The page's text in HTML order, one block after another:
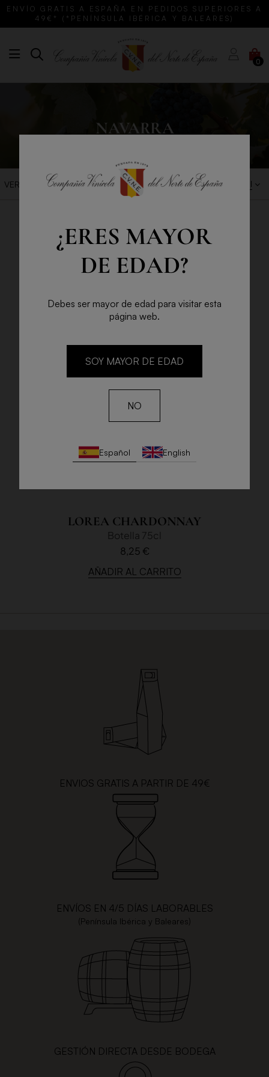
¿ERES MAYOR
DE EDAD?
Debes ser mayor de edad para visitar esta
página web.
SOY MAYOR DE EDAD
NO
Español English
ENVÍO GRATIS A ESPAÑA EN PEDIDOS SUPERIORES A
49€* (*PENÍNSULA IBÉRICA Y BALEARES)
0
NAVARRA
VER FILTROS LOS MÁS
LOREA CHARDONNAY
Botella 75cl
8,25 €
AÑADIR AL CARRITO
ENVIOS GRATIS A PARTIR DE 49€
ENVÍOS EN 4/5 DÍAS LABORABLES
(Península Ibérica y Baleares)
GESTIÓN DIRECTA DESDE BODEGA